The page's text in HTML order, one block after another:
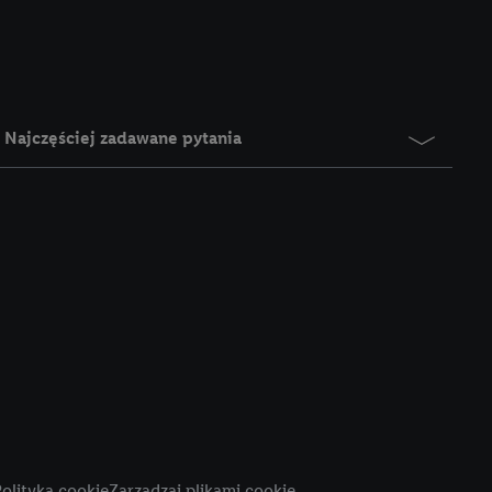
Najczęściej zadawane pytania
jednym z wyżej
możemy
rozpoznać
W tym celu
adres e-
adresu IP. Jeśli
użyciu adresu IP i
usług Lidl. W
Zgodę na
celów marketingu